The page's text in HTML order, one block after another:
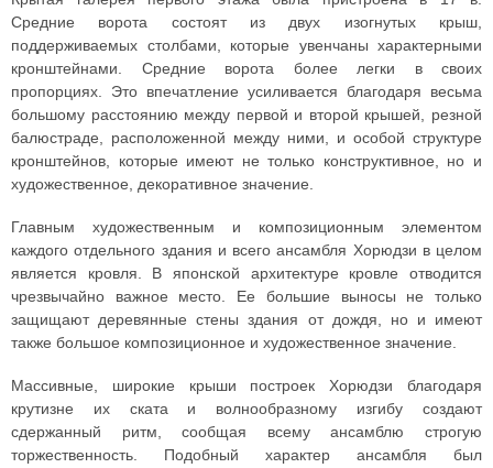
Средние ворота состоят из двух изогнутых крыш,
поддерживаемых столбами, которые увенчаны характерными
кронштейнами. Средние ворота более легки в своих
пропорциях. Это впечатление усиливается благодаря весьма
большому расстоянию между первой и второй крышей, резной
балюстраде, расположенной между ними, и особой структуре
кронштейнов, которые имеют не только конструктивное, но и
художественное, декоративное значение.
Главным художественным и композиционным элементом
каждого отдельного здания и всего ансамбля Хорюдзи в целом
является кровля. В японской архитектуре кровле отводится
чрезвычайно важное место. Ее большие выносы не только
защищают деревянные стены здания от дождя, но и имеют
также большое композиционное и художественное значение.
Массивные, широкие крыши построек Хорюдзи благодаря
крутизне их ската и волнообразному изгибу создают
сдержанный ритм, сообщая всему ансамблю строгую
торжественность. Подобный характер ансамбля был